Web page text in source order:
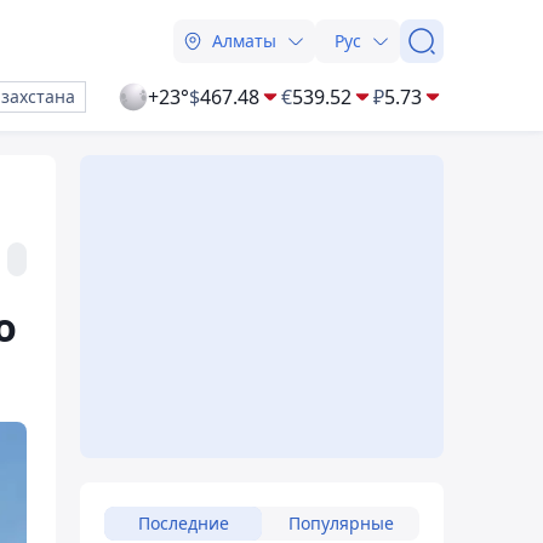
Алматы Рус
+23°$467.48 €539.52 ₽5.73
Последние Популярные